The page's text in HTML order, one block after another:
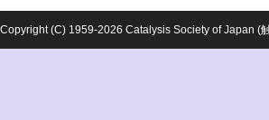
Copyright (C) 1959-2026 Catalysis Society of Japan (